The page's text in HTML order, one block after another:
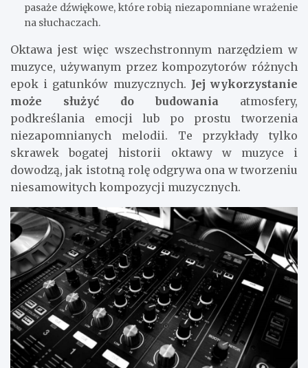
pasaże dźwiękowe, które robią niezapomniane wrażenie
na słuchaczach.
Oktawa jest więc wszechstronnym narzędziem w
muzyce, używanym przez kompozytorów różnych
epok i gatunków muzycznych. Jej wykorzystanie
może służyć do budowania atmosfery,
podkreślania emocji lub po prostu tworzenia
niezapomnianych melodii. Te przykłady tylko
skrawek bogatej historii oktawy w muzyce i
dowodzą, jak istotną rolę odgrywa ona w tworzeniu
niesamowitych kompozycji muzycznych.